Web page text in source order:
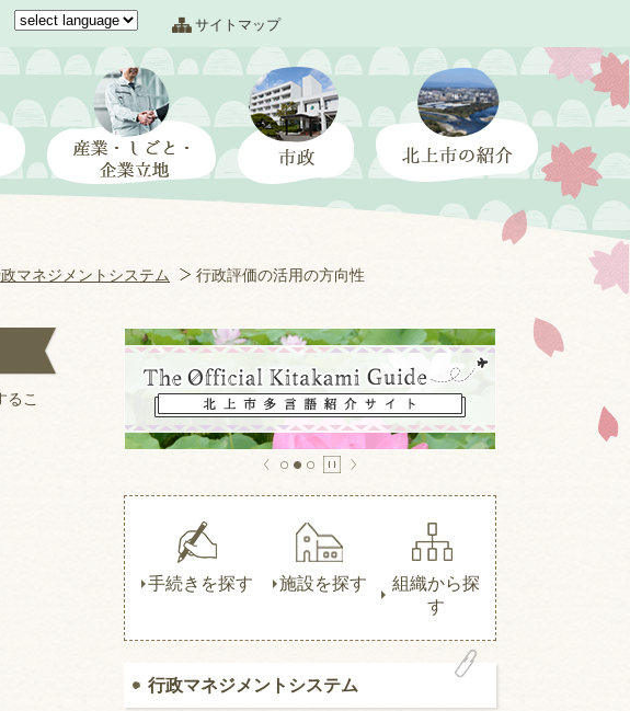
サイトマップ
マネジメントシステム 行政評価の活用の方向性
るこ
手続きを探す 施設を探す
組織から探
す
行政マネジメントシステム